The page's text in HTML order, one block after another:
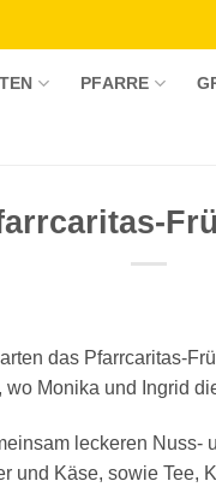
PFARRE
das Pfarrcaritas-
Monika und Ingrid
leckeren Nuss-
und Käse, sowie Tee,